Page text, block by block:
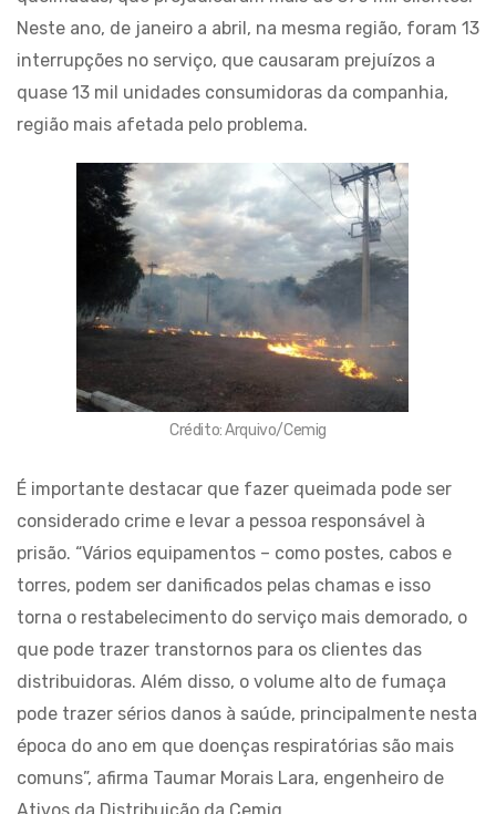
Neste ano, de janeiro a abril, na mesma região, foram 13
interrupções no serviço, que causaram prejuízos a
quase 13 mil unidades consumidoras da companhia,
região mais afetada pelo problema.
Crédito: Arquivo/Cemig
É importante destacar que fazer queimada pode ser
considerado crime e levar a pessoa responsável à
prisão. “Vários equipamentos – como postes, cabos e
torres, podem ser danificados pelas chamas e isso
torna o restabelecimento do serviço mais demorado, o
que pode trazer transtornos para os clientes das
distribuidoras. Além disso, o volume alto de fumaça
pode trazer sérios danos à saúde, principalmente nesta
época do ano em que doenças respiratórias são mais
comuns”, afirma Taumar Morais Lara, engenheiro de